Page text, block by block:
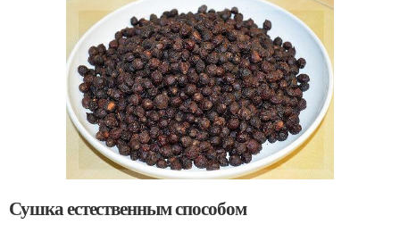
Сушка естественным способом